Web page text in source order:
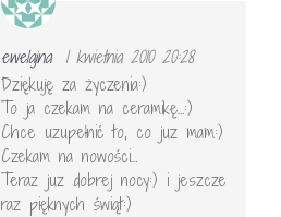
ewelajna
1 kwietnia 2010 20:28
Dziękuję za życzenia:)
To ja czekam na ceramikę…:)
Chce uzupełnić to, co juz mam:)
Czekam na nowości…
Teraz juz dobrej nocy:) i jeszcze
raz pięknych świąt:)